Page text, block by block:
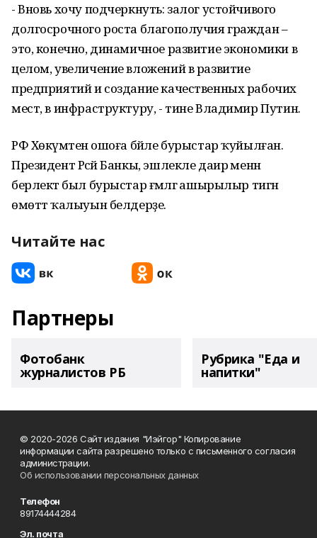
- Вновь хочу подчеркнуть: залог устойчивого
долгосрочного роста благополучия граждан –
это, конечно, динамичное развитие экономики в
целом, увеличение вложений в развитие
предприятий и создание качественных рабочих
мест, в инфраструктуру, - тине Владимир Путин.
РФ Хөкүмәтенә ошоға бәйле бурыстар ҡуйылған.
Президент Рәсәй Банкы, эшлекле даирә менән
берлектә был бурыстар ғәмәлгә ашырылыр тигән
өмөттә ҡалыуын белдерҙе.
Читайте нас
Партнеры
Фотобанк
журналистов РБ
Рубрика "Еда и
напитки"
© 2020-2026 Сайт издания "Иэйгор" Копирование
информации сайта разрешено только с письменного согласия
администрации.
Об использовании персональных данных
Телефон
89174444284
Эл. почта